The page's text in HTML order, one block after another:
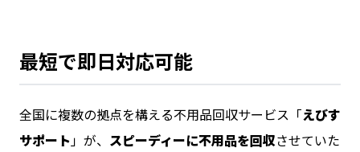
最短で即日対応可能
全国に複数の拠点を構える不用品回収サービス「えびす
サポート 」が、 スピーディーに不用品を回収させていた